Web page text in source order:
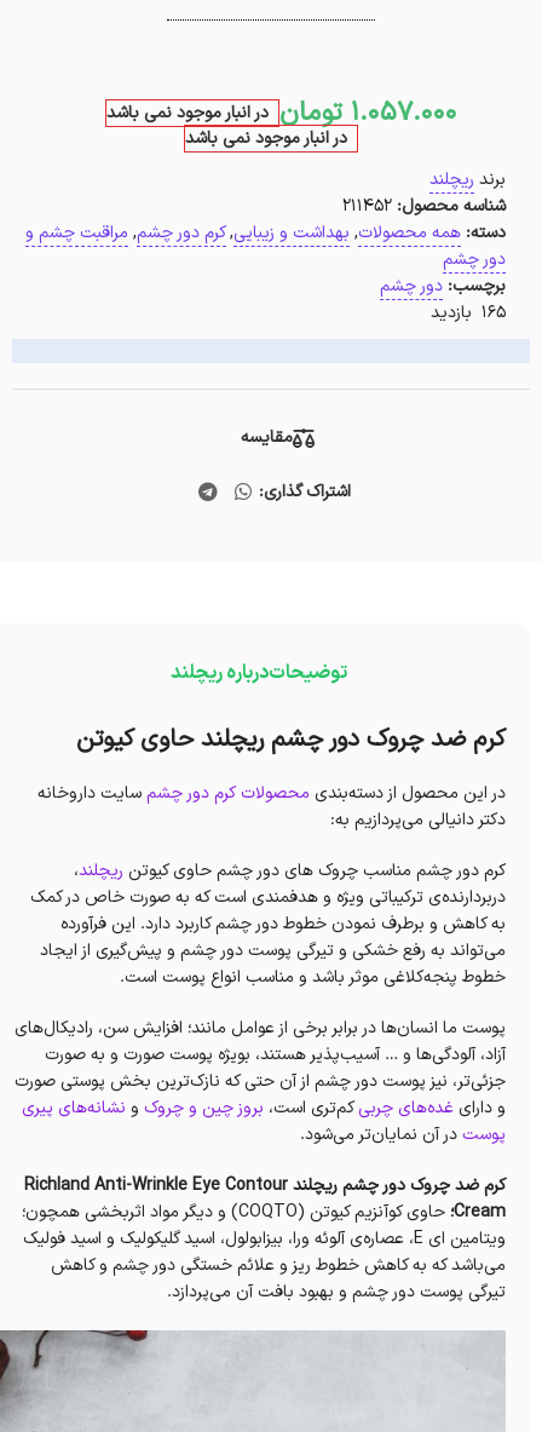
1.057.000 تومان در انبار موجود نمی باشد
در انبار موجود نمی باشد
برند ریچلند
شناسه محصول: 211452
دسته: همه محصولات, بهداشت و زیبایی,کرم دور چشم, مراقبت چشم و
دور چشم
برچسب: دور چشم
165 بازدید
مقایسه
اشتراک گذاری:
توضیحاتدرباره ریچلند
کرم ضد چروک دور چشم ریچلند حاوی کیوتن
در این محصول از دسته‌بندی محصولات کرم دور چشمسایت داروخانه
دکتر دانیالی می‌پردازیم به:
کرم دور چشم مناسب چروک های دور چشم حاوی کیوتن ریچلند،
دربردارنده‌ی ترکیباتی ویژه و هدفمندی است که به صورت خاص در کمک
به کاهش و برطرف نمودن خطوط دور چشم کاربرد دارد. این فرآورده
می‌تواند به رفع خشکی و تیرگی پوست دور چشم و‌ پیش‌گیری از ایجاد
خطوط پنجه‌کلاغی موثر باشد و مناسب انواع پوست است.
پوست ما انسان‌ها در برابر برخی از عوامل مانند؛ افزایش سن، رادیکال‌های
آزاد، آلودگی‌ها و … آسیب‌پذیر هستند، بویژه پوست صورت و به صورت
جزئی‌تر، نیز پوست دور چشم از آن حتی که نازک‌ترین بخش پوستی صورت
و دارایغده‌های چربیکم‌تری است، بروز چین و چروک و نشانه‌های پیری
پوستدر آن نمایان‌تر می‌شود.
کرم ضد چروک دور چشم ریچلند Richland Anti-Wrinkle Eye Contour
Cream؛
حاوی کو‌آنزیم کیوتن (COQTO‏) و دیگر مواد اثر‌بخشی همچون؛
ویتامین ای E، عصاره‌ی آلوئه ورا، بیزابولول، اسید گلیکولیک و اسید فولیک
می‌باشد که به کاهش خطوط ریز و علائم خستگی دور چشم و کاهش
تیرگی پوست دور چشم و بهبود بافت آن می‌پردازد.